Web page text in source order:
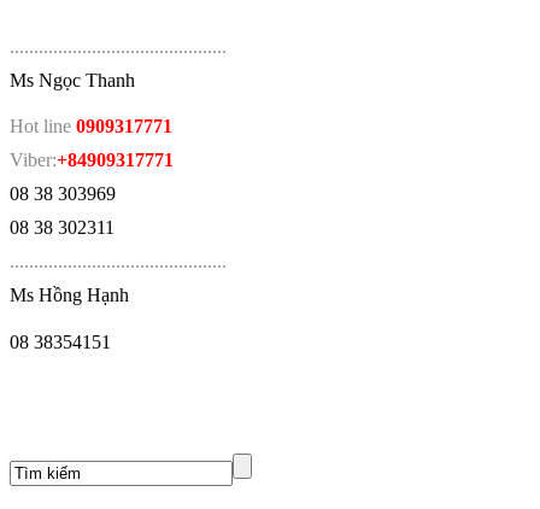
.............................................
Ms Ngọc Thanh
Hot line 0909317771
Viber:+84909317771
08 38 303969
08 38 302311
.............................................
Ms Hồng Hạnh
08 38354151